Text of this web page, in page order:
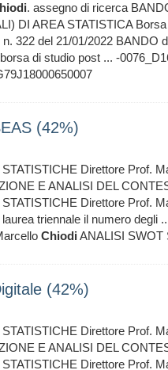
. assegno di ricerca
DI AREA STATISTICA
322 del 21/01/2022 BANDO
di studio post ... -
(42%)
Direttore Prof.
E ANALISI DEL
Direttore Prof.
triennale il numero degli
Chiodi ANALISI SWOT
(42%)
Direttore Prof.
E ANALISI DEL
Direttore Prof.